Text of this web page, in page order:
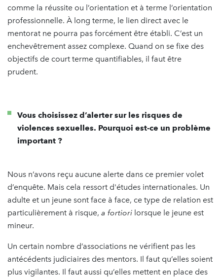
comme la réussite ou l’orientation et à terme l’orientation
professionnelle. À long terme, le lien direct avec le
mentorat ne pourra pas forcément être établi. C’est un
enchevêtrement assez complexe. Quand on se fixe des
objectifs de court terme quantifiables, il faut être
prudent.
Vous choisissez d’alerter sur les risques de
violences sexuelles. Pourquoi est-ce un problème
important ?
Nous n’avons reçu aucune alerte dans ce premier volet
d’enquête. Mais cela ressort d'études internationales. Un
adulte et un jeune sont face à face, ce type de relation est
particulièrement à risque, a fortiori lorsque le jeune est
mineur.
Un certain nombre d’associations ne vérifient pas les
antécédents judiciaires des mentors. Il faut qu’elles soient
plus vigilantes. Il faut aussi qu’elles mettent en place des